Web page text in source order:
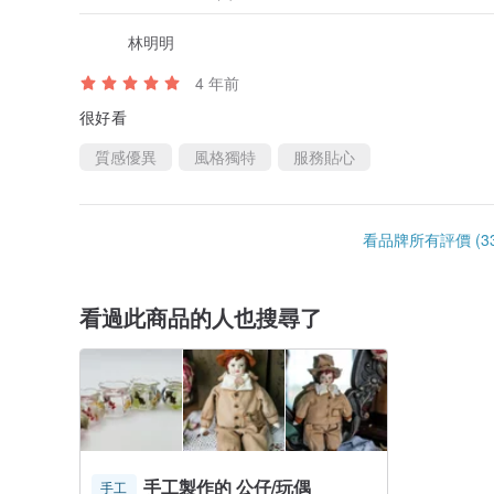
林明明
4 年前
很好看
質感優異
風格獨特 服務貼心
看品牌所有評價
看過此商品的人也搜尋了
手工 手工製作的 公仔/玩偶